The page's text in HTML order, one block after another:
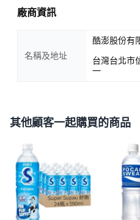
廠商資訊
名稱及地址
酷澎股份有
台灣台北市
一
其他顧客一起購買的商品